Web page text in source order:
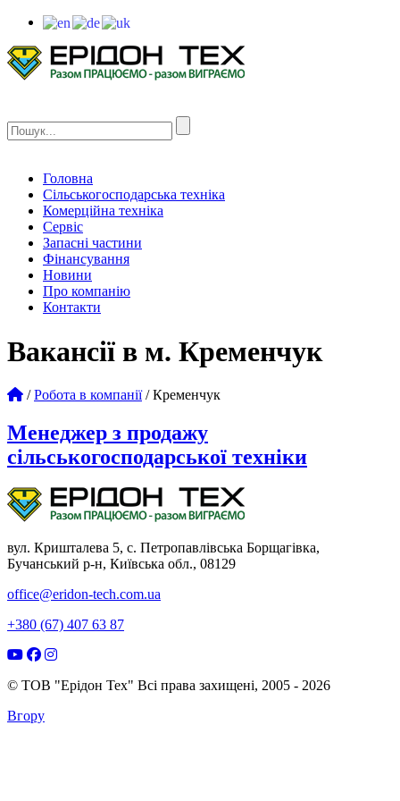
Головна
Сільськогосподарська техніка
Комерційна техніка
Сервіс
Запасні частини
Фінансування
Новини
Про компанію
Контакти
Вакансії в м. Кременчук
/Робота в компанії/Кременчук
Менеджер з продажу
сільськогосподарської техніки
вул. Кришталева 5, с. Петропавлівська Борщагівка,
Бучанський р-н, Київська обл., 08129
office@eridon-tech.com.ua
+380 (67) 407 63 87
© ТОВ "Ерідон Тех" Всі права захищені, 2005 - 2026
Вгору